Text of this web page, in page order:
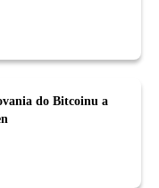
do Bitcoinu a